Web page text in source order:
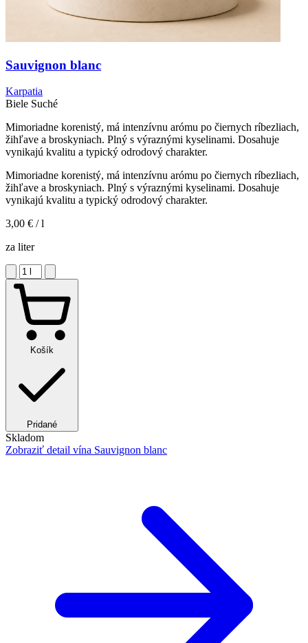
Sauvignon blanc
Karpatia
Biele Suché
Mimoriadne korenistý, má intenzívnu arómu po čiernych ríbezliach,
žihľave a broskyniach. Plný s výraznými kyselinami. Dosahuje
vynikajú kvalitu a typický odrodový charakter.
Mimoriadne korenistý, má intenzívnu arómu po čiernych ríbezliach,
žihľave a broskyniach. Plný s výraznými kyselinami. Dosahuje
vynikajú kvalitu a typický odrodový charakter.
3,00 € / l
za liter
Košík
Pridané
Skladom
Zobraziť detail vína Sauvignon blanc